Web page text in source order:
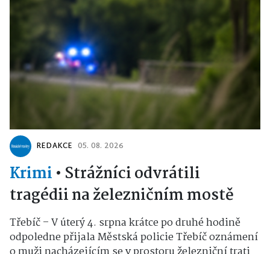
REDAKCE 05. 08. 2026
Krimi • Strážníci odvrátili
tragédii na železničním mostě
Třebíč – V úterý 4. srpna krátce po druhé hodině
odpoledne přijala Městská policie Třebíč oznámení